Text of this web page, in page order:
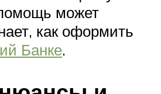
может
как оформить
Банке.